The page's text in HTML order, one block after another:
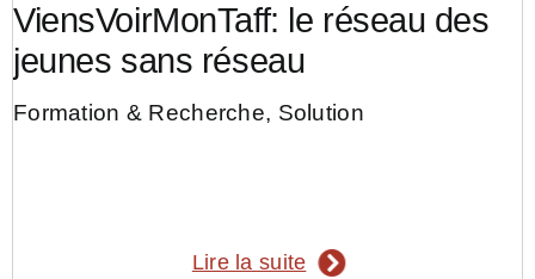
ViensVoirMonTaff: le réseau des
jeunes sans réseau
Formation & Recherche, Solution
Lire la suite